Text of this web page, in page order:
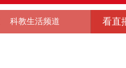
科教生活频道 看直